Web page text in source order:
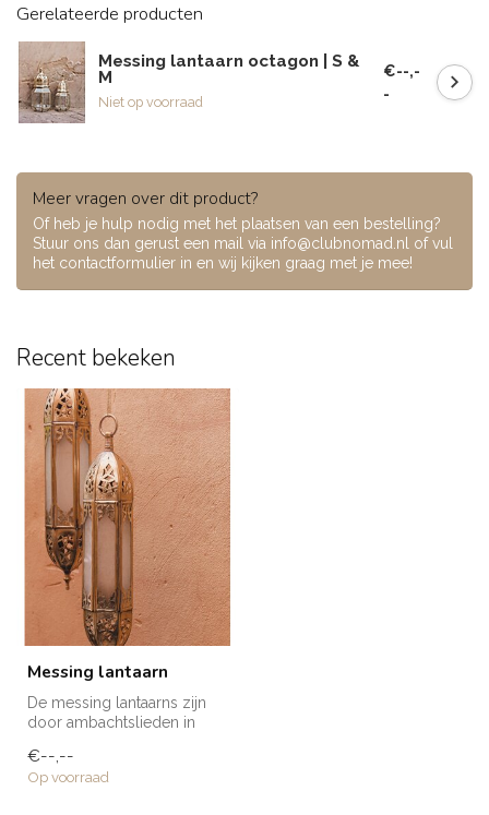
Gerelateerde producten
Messing lantaarn octagon | S &
M
Niet op voorraad
€--,-
-
Meer vragen over dit product?
Of heb je hulp nodig met het plaatsen van een bestelling?
Stuur ons dan gerust een mail via info@clubnomad.nl of vul
het contactformulier in en wij kijken graag met je mee!
Recent bekeken
Messing lantaarn
De messing lantaarns zijn
door ambachtslieden in
hand ve...
€--,--
Op voorraad